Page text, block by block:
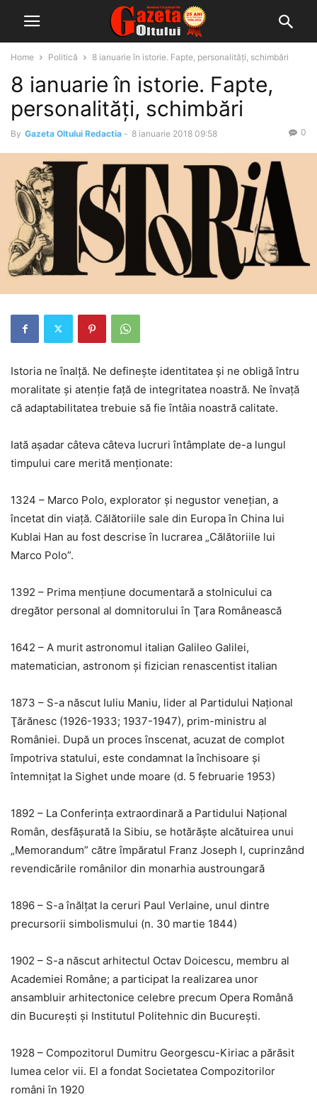
Home Politică 8 ianuarie în istorie. Fapte, personalități, schimbări
8 ianuarie în istorie. Fapte,
personalități, schimbări
By Gazeta Oltului Redactia - 8 ianuarie 2018 09:58 0
Istoria ne înalță. Ne definește identitatea și ne obligă întru
moralitate și atenție față de integritatea noastră. Ne învață
că adaptabilitatea trebuie să fie întâia noastră calitate.
Iată așadar câteva câteva lucruri întâmplate de-a lungul
timpului care merită menționate:
1324 – Marco Polo, explorator și negustor venețian, a
încetat din viaţă. Călătoriile sale din Europa în China lui
Kublai Han au fost descrise în lucrarea „Călătoriile lui
Marco Polo”.
1392 – Prima menţiune documentară a stolnicului ca
dregător personal al domnitorului în Ţara Românească
1642 – A murit astronomul italian Galileo Galilei,
matematician, astronom şi fizician renascentist italian
1873 – S-a născut Iuliu Maniu, lider al Partidului Naţional
Ţărănesc (1926-1933; 1937-1947), prim-ministru al
României. După un proces înscenat, acuzat de complot
împotriva statului, este condamnat la închisoare şi
întemniţat la Sighet unde moare (d. 5 februarie 1953)
1892 – La Conferinţa extraordinară a Partidului Naţional
Român, desfăşurată la Sibiu, se hotărăşte alcătuirea unui
„Memorandum” către împăratul Franz Joseph I, cuprinzând
revendicările românilor din monarhia austroungară
1896 – S-a înălțat la ceruri Paul Verlaine, unul dintre
precursorii simbolismului (n. 30 martie 1844)
1902 – S-a născut arhitectul Octav Doicescu, membru al
Academiei Române; a participat la realizarea unor
ansambluir arhitectonice celebre precum Opera Română
din Bucureşti şi Institutul Politehnic din Bucureşti.
1928 – Compozitorul Dumitru Georgescu-Kiriac a părăsit
lumea celor vii. El a fondat Societatea Compozitorilor
români în 1920